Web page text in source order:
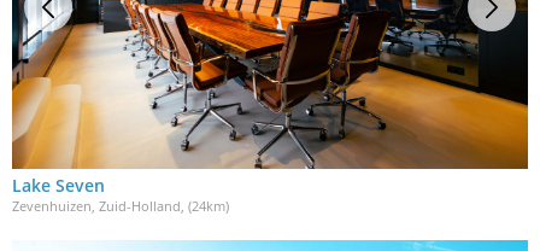
Lake Seven
Zevenhuizen, Zuid-Holland , (24km)